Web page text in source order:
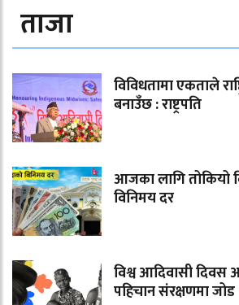
ताजा
विविधतामा एकताले
बनाउँछ : राष्ट्रपति
आजका लागि तोकियो
विनिमय दर
विश्व आदिवासी
पहिचान संरक्षणमा जोड